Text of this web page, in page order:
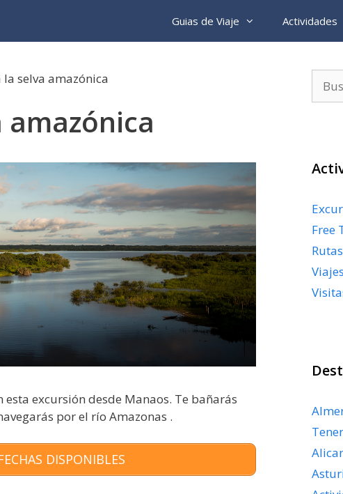
Guias de Viaje Actividades
la selva amazónica
amazónica
excursión desde Manaos. Te bañarás
por el río Amazonas .
DISPONIBLES
Free
Rutas